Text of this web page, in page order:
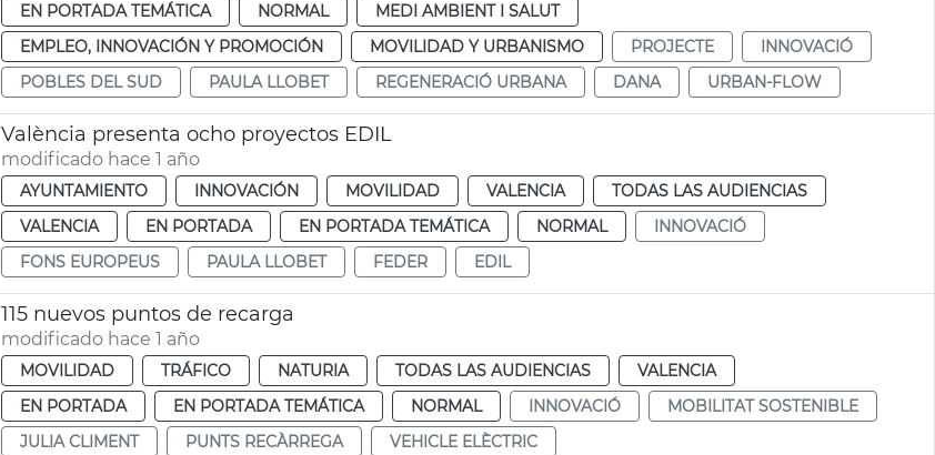
EN PORTADA TEMÁTICA
NORMAL
MEDI AMBIENT I SALUT
EMPLEO, INNOVACIÓN Y PROMOCIÓN
MOVILIDAD Y URBANISMO PROJECTE
INNOVACIÓ
POBLES DEL SUD
PAULA LLOBET REGENERACIÓ URBANA DANA URBAN-FLOW
València presenta ocho proyectos EDIL
modificado hace 1 año
AYUNTAMIENTO INNOVACIÓN MOVILIDAD VALENCIA
TODAS LAS AUDIENCIAS
VALENCIA
EN PORTADA EN PORTADA TEMÁTICA NORMAL
INNOVACIÓ
FONS EUROPEUS
PAULA LLOBET FEDER EDIL
115 nuevos puntos de recarga
modificado hace 1 año
MOVILIDAD TRÁFICO NATURIA TODAS LAS AUDIENCIAS
VALENCIA
EN PORTADA
EN PORTADA TEMÁTICA NORMAL INNOVACIÓ
MOBILITAT SOSTENIBLE
JULIA CLIMENT
PUNTS RECÀRREGA VEHICLE ELÈCTRIC